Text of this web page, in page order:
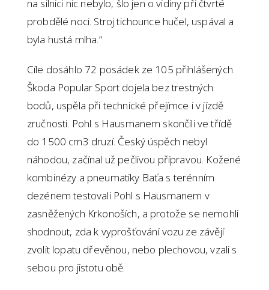
na silnici nic nebylo, šlo jen o vidiny při čtvrté
probdělé noci. Stroj tichounce hučel, uspával a
byla hustá mlha.“
Cíle dosáhlo 72 posádek ze 105 přihlášených.
Škoda Popular Sport dojela bez trestných
bodů, uspěla při technické přejímce i v jízdě
zručnosti. Pohl s Hausmanem skončili ve třídě
do 1500 cm3 druzí. Český úspěch nebyl
náhodou, začínal už pečlivou přípravou. Kožené
kombinézy a pneumatiky Baťa s terénním
dezénem testovali Pohl s Hausmanem v
zasněžených Krkonoších, a protože se nemohli
shodnout, zda k vyprošťování vozu ze závějí
zvolit lopatu dřevěnou, nebo plechovou, vzali s
sebou pro jistotu obě.